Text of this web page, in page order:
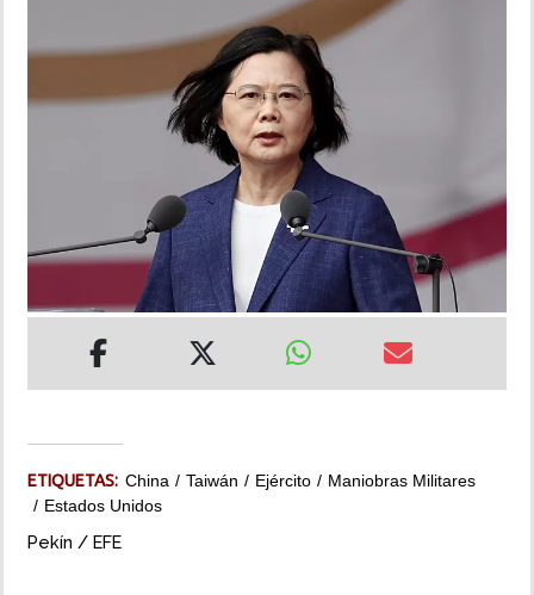
ETIQUETAS: China Taiwán Ejército
Maniobras Militares
Estados Unidos
Pekín / EFE